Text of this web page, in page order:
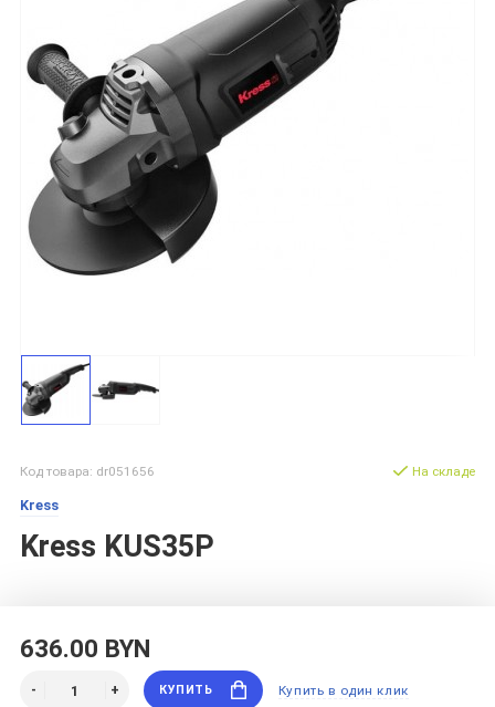
Код товара: dr051656
Kress
Kress KUS35P
На складе
636.00 BYN
КУПИТЬ Купить в один клик